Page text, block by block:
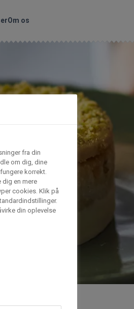
Om os
A/S
A/S
og start din
som helst,
fra din
om dig, dine
korrekt.
dig en mere
cookies. Klik på
din oplevelse